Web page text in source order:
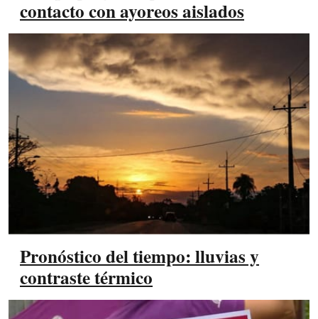
contacto con ayoreos aislados
Pronóstico del tiempo: lluvias y
contraste térmico